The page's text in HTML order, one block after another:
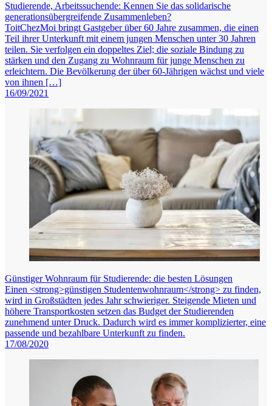
Studierende, Arbeitssuchende: Kennen Sie das solidarische
generationsübergreifende Zusammenleben?
ToitChezMoi bringt Gastgeber über 60 Jahre zusammen, die einen
Teil ihrer Unterkunft mit einem jungen Menschen unter 30 Jahren
teilen. Sie verfolgen ein doppeltes Ziel; die soziale Bindung zu
stärken und den Zugang zu Wohnraum für junge Menschen zu
erleichtern. Die Bevölkerung der über 60-Jährigen wächst und viele
von ihnen […]
16/09/2021
Günstiger Wohnraum für Studierende: die besten Lösungen
Einen <strong>günstigen Studentenwohnraum</strong> zu finden,
wird in Großstädten jedes Jahr schwieriger. Steigende Mieten und
höhere Transportkosten setzen das Budget der Studierenden
zunehmend unter Druck. Dadurch wird es immer komplizierter, eine
passende und bezahlbare Unterkunft zu finden.
17/08/2020